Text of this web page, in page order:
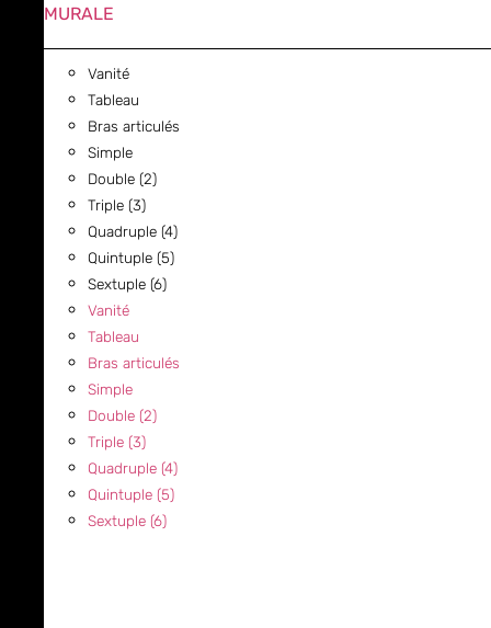
MURALE
Vanité
Tableau
Bras articulés
Simple
Double (2)
Triple (3)
Quadruple (4)
Quintuple (5)
Sextuple (6)
Vanité
Tableau
Bras articulés
Simple
Double (2)
Triple (3)
Quadruple (4)
Quintuple (5)
Sextuple (6)